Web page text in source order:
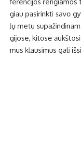
giau pa­si­rink­ti sa­vo
Jų me­tu
gi­jo­se, ki­to­se
mus klau­si­mus ga­li